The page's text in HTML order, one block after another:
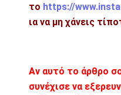
το https://
ια να μη χάνεις
Αν αυτό το άρθρο
συνέχισε να